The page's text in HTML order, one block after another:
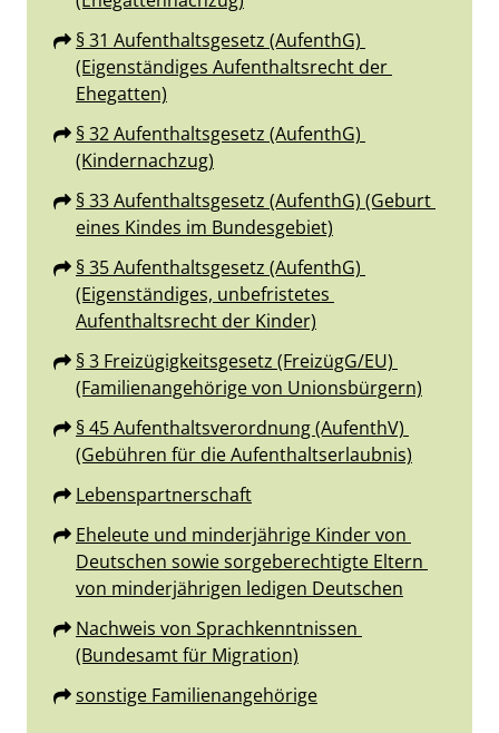
§ 31 Aufenthaltsgesetz (AufenthG)
(Eigenständiges Aufenthaltsrecht der
Ehegatten)
§ 32 Aufenthaltsgesetz (AufenthG)
(Kindernachzug)
§ 33 Aufenthaltsgesetz (AufenthG) (Geburt
eines Kindes im Bundesgebiet)
§ 35 Aufenthaltsgesetz (AufenthG)
(Eigenständiges, unbefristetes
Aufenthaltsrecht der Kinder)
§ 3 Freizügigkeitsgesetz (FreizügG/EU)
(Familienangehörige von Unionsbürgern)
§ 45 Aufenthaltsverordnung (AufenthV)
(Gebühren für die Aufenthaltserlaubnis)
Lebenspartnerschaft
Eheleute und minderjährige Kinder von
Deutschen sowie sorgeberechtigte Eltern
von minderjährigen ledigen Deutschen
Nachweis von Sprachkenntnissen
(Bundesamt für Migration)
sonstige Familienangehörige